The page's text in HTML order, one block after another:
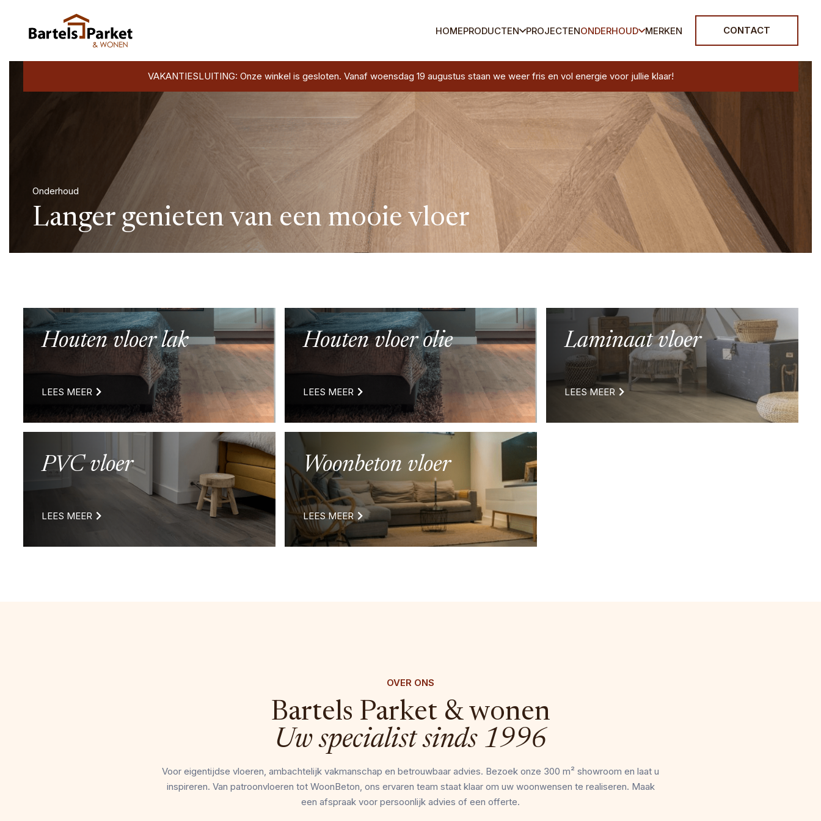
HOMEPRODUCTEN PROJECTENONDERHOUD MERKEN CONTACT
VAKANTIESLUITING: Onze winkel is gesloten. Vanaf woensdag 19 augustus staan we weer fris en vol energie voor jullie klaar!
Onderhoud
Langer genieten van een mooie vloer
Houten vloer lak
LEES MEER
Houten vloer olie
LEES MEER
Laminaat vloer
LEES MEER
PVC vloer
LEES MEER
Woonbeton vloer
LEES MEER
OVER ONS
Bartels Parket & wonen
Uw specialist sinds 1996
Voor eigentijdse vloeren, ambachtelijk vakmanschap en betrouwbaar advies. Bezoek onze 300 m² showroom en laat u
inspireren. Van patroonvloeren tot WoonBeton, ons ervaren team staat klaar om uw woonwensen te realiseren. Maak
een afspraak voor persoonlijk advies of een offerte.